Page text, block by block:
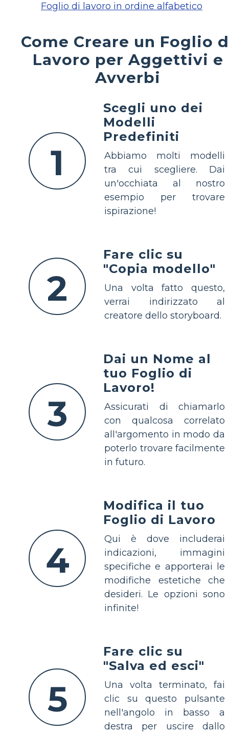
Foglio di lavoro in ordine alfabetico
Come Creare un Foglio
Lavoro per Aggettivi e
Avverbi
1
Scegli uno dei
Modelli
Predefiniti
Abbiamo molti modelli
tra cui scegliere. Dai
un'occhiata al nostro
esempio per trovare
ispirazione!
2
Fare clic su
"Copia modello"
Una volta fatto questo,
verrai indirizzato al
creatore dello storyboard.
3
Dai un Nome al
tuo Foglio di
Lavoro!
Assicurati di chiamarlo
con qualcosa correlato
all'argomento in modo da
poterlo trovare facilmente
in futuro.
4
Modifica il tuo
Foglio di Lavoro
Qui è dove includerai
indicazioni, immagini
specifiche e apporterai le
modifiche estetiche che
desideri. Le opzioni sono
infinite!
5
Fare clic su
"Salva ed esci"
Una volta terminato, fai
clic su questo pulsante
nell'angolo in basso a
destra per uscire dallo